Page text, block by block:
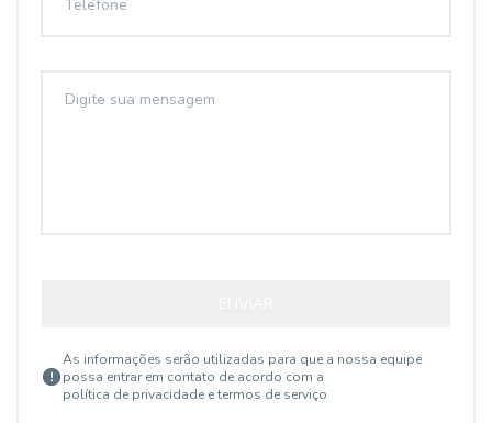
As informações serão utilizadas para que a nossa equipe
possa entrar em contato de acordo com a
política de privacidade e termos de serviço